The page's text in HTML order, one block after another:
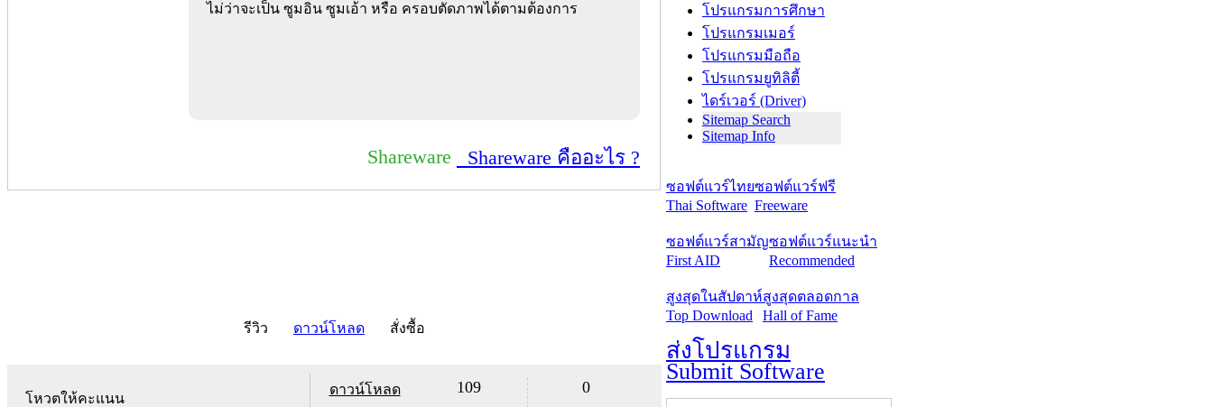
ไม่ว่าจะเป็น ซูมอิน ซูมเอ้า หรือ ครอบตัดภาพได้ตามต้องการ
Shareware Shareware คืออะไร ?
รีวิว ดาวน์โหลด สั่งซื้อ
โหวตให้คะแนน
ดาวน์โหลด 109 0
โปรแกรมการศึกษา
โปรแกรมเมอร์
โปรแกรมมือถือ
โปรแกรมยูทิลิตี้
ไดร์เวอร์ (Driver)
Sitemap Search
Sitemap Info
ซอฟต์แวร์ไทย
Thai Software
ซอฟต์แวร์ฟรี
Freeware
ซอฟต์แวร์สามัญ
First AID
ซอฟต์แวร์แนะนำ
Recommended
สูงสุดในสัปดาห์
Top Download
สูงสุดตลอดกาล
Hall of Fame
ส่งโปรแกรม
Submit Software